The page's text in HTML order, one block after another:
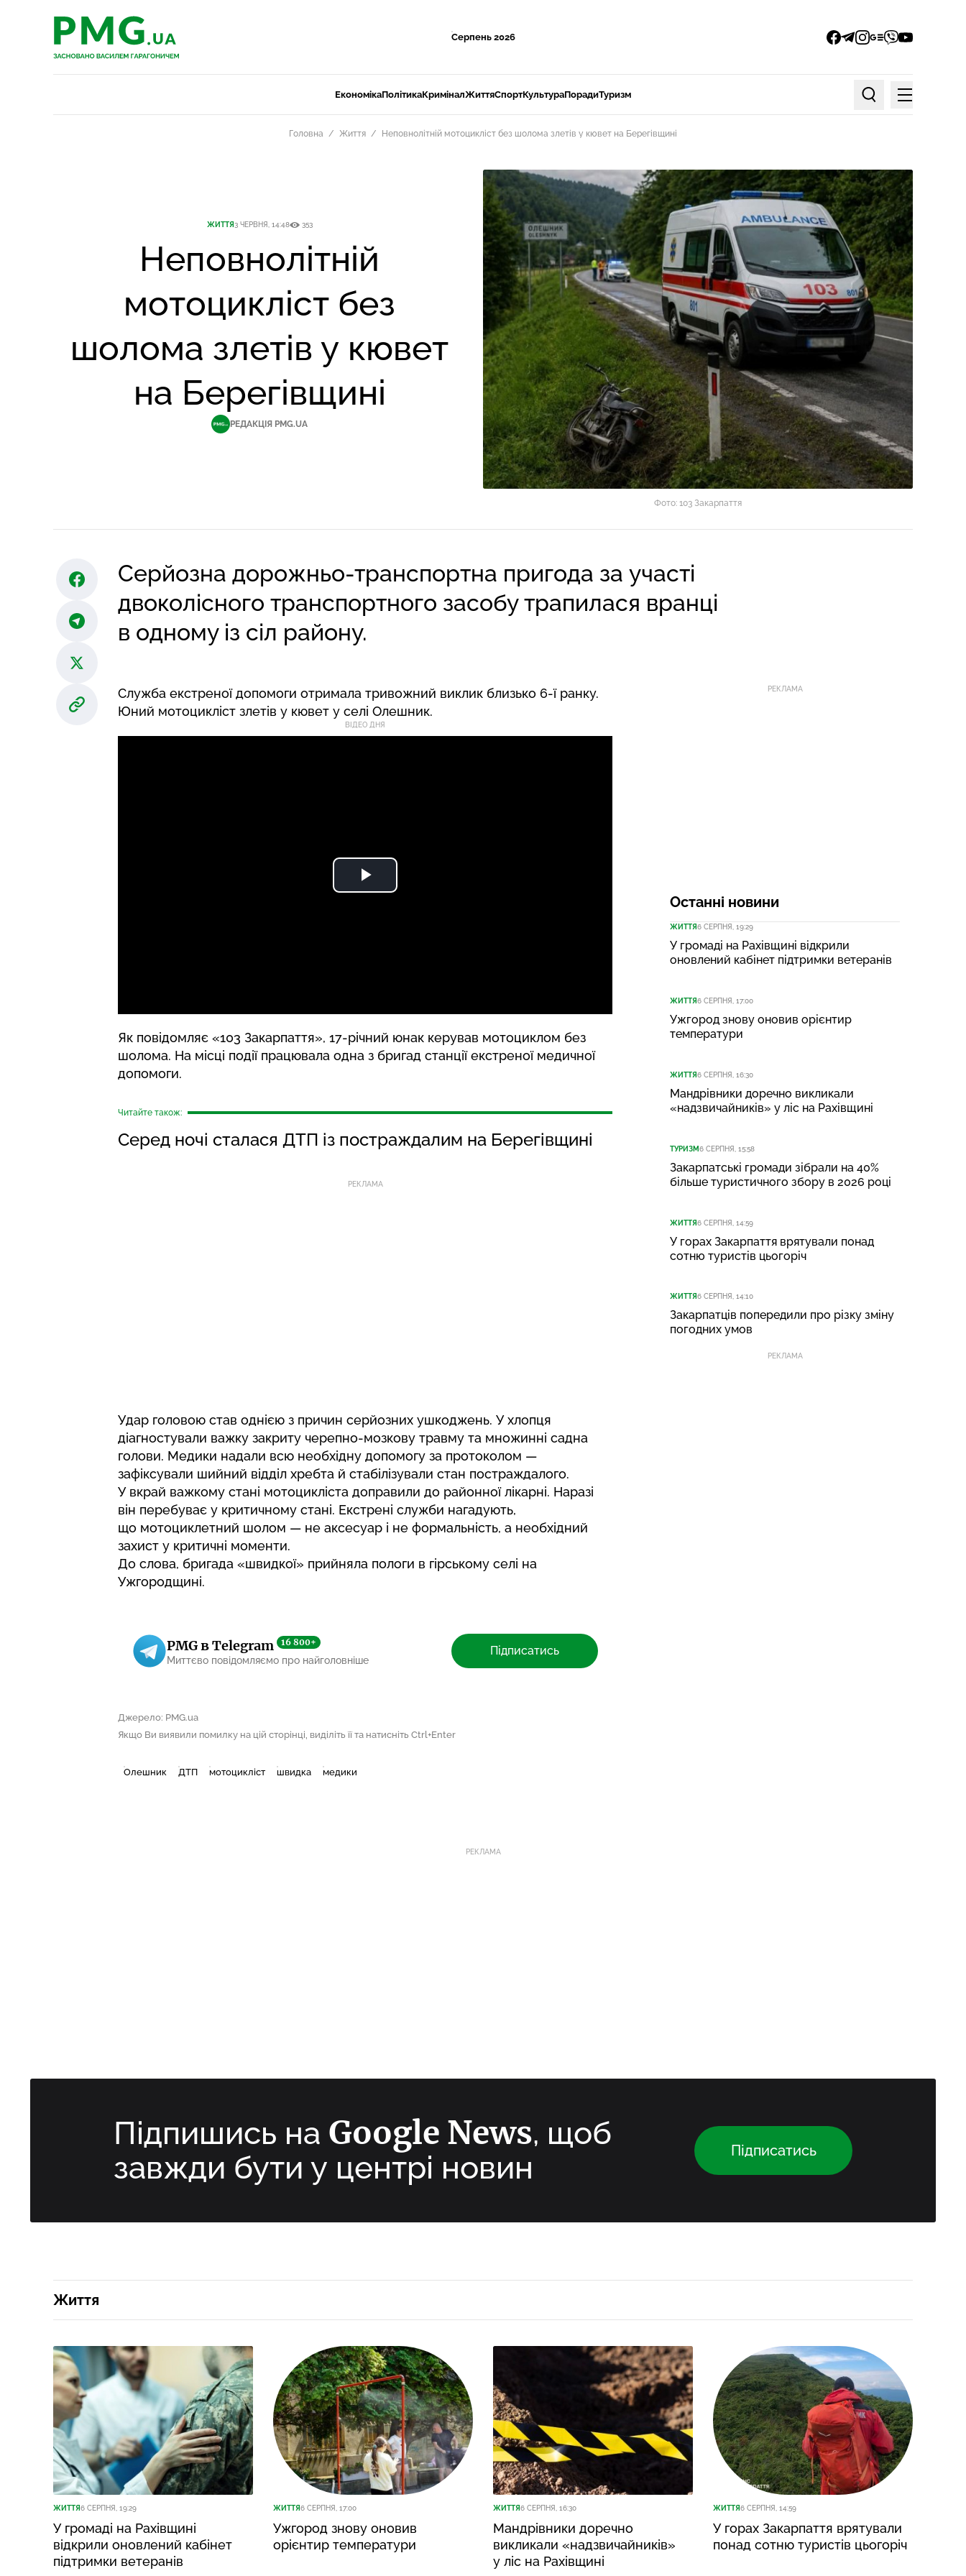
PMG.ua
Серпень 2026
facebook
telegram
instagram
google_news
viberyoutube
PMG.ua
ЕкономікаПолітикаКриміналЖиттяСпортКультураПорадиТуризм
Пошук по статтях
Меню
Головна Життя Неповнолітній мотоцикліст без шолома злетів у кювет на Берегівщині
ЖИТТЯ3 ЧЕРВНЯ, 14:48 353
Неповнолітній
мотоцикліст без
шолома злетів у кювет
на Берегівщині
РЕДАКЦІЯ PMG.UA
Фото: 103 Закарпаття
Серйозна дорожньо-транспортна пригода за участі
двоколісного транспортного засобу трапилася вранці
в одному із сіл району.
Служба екстреної допомоги отримала тривожний виклик близько 6-ї ранку.
Юний мотоцикліст злетів у кювет у селі Олешник.
ВІДЕО ДНЯ
Як повідомляє «103 Закарпаття», 17-річний юнак керував мотоциклом без
шолома. На місці події працювала одна з бригад станції екстреної медичної
допомоги.
Читайте також:
Серед ночі сталася ДТП із постраждалим на Берегівщині
РЕКЛАМА
Удар головою став однією з причин серйозних ушкоджень. У хлопця
діагностували важку закриту черепно-мозкову травму та множинні садна
голови. Медики надали всю необхідну допомогу за протоколом —
зафіксували шийний відділ хребта й стабілізували стан постраждалого.
У вкрай важкому стані мотоцикліста доправили до районної лікарні. Наразі
він перебуває у критичному стані. Екстрені служби нагадують,
що мотоциклетний шолом — не аксесуар і не формальність, а необхідний
захист у критичні моменти.
До слова, бригада «швидкої» прийняла пологи в гірському селі на
Ужгородщині.
PMG в Telegram 16 800+
Миттєво повідомляємо про найголовніше
Підписатись
Джерело: PMG.ua
Якщо Ви виявили помилку на цій сторінці, виділіть її та натисніть Ctrl+Enter
Олешник ДТП мотоцикліст швидка медики
РЕКЛАМА
Останні новини
ЖИТТЯ6 СЕРПНЯ, 19:29
У громаді на Рахівщині відкрили
оновлений кабінет підтримки ветеранів
ЖИТТЯ6 СЕРПНЯ, 17:00
Ужгород знову оновив орієнтир
температури
ЖИТТЯ6 СЕРПНЯ, 16:30
Мандрівники доречно викликали
«надзвичайників» у ліс на Рахівщині
ТУРИЗМ6 СЕРПНЯ, 15:58
Закарпатські громади зібрали на 40%
більше туристичного збору в 2026 році
ЖИТТЯ6 СЕРПНЯ, 14:59
У горах Закарпаття врятували понад
сотню туристів цьогоріч
ЖИТТЯ6 СЕРПНЯ, 14:10
Закарпатців попередили про різку зміну
погодних умов
РЕКЛАМА
РЕКЛАМА
Підпишись на Google News, щоб
завжди бути у центрі новин
Підписатись
Життя
ЖИТТЯ6 СЕРПНЯ, 19:29
У громаді на Рахівщині
відкрили оновлений кабінет
підтримки ветеранів
ЖИТТЯ6 СЕРПНЯ, 17:00
Ужгород знову оновив
орієнтир температури
ЖИТТЯ6 СЕРПНЯ, 16:30
Мандрівники доречно
викликали «надзвичайників»
у ліс на Рахівщині
ЖИТТЯ6 СЕРПНЯ, 14:59
У горах Закарпаття врятували
понад сотню туристів цьогоріч